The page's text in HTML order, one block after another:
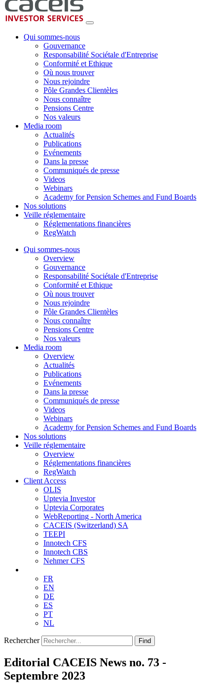
Qui sommes-nous
Gouvernance
Responsabilité Sociétale d'Entreprise
Conformité et Ethique
Où nous trouver
Nous rejoindre
Pôle Grandes Clientèles
Nous connaître
Pensions Centre
Nos valeurs
Media room
Actualités
Publications
Evénements
Dans la presse
Communiqués de presse
Videos
Webinars
Academy for Pension Schemes and Fund Boards
Nos solutions
Veille réglementaire
Réglementations financières
RegWatch
Qui sommes-nous
Overview
Gouvernance
Responsabilité Sociétale d'Entreprise
Conformité et Ethique
Où nous trouver
Nous rejoindre
Pôle Grandes Clientèles
Nous connaître
Pensions Centre
Nos valeurs
Media room
Overview
Actualités
Publications
Evénements
Dans la presse
Communiqués de presse
Videos
Webinars
Academy for Pension Schemes and Fund Boards
Nos solutions
Veille réglementaire
Overview
Réglementations financières
RegWatch
Client Access
OLIS
Uptevia Investor
Uptevia Corporates
WebReporting - North America
CACEIS (Switzerland) SA
TEEPI
Innotech CFS
Innotech CBS
Nehmer CFS
FR
EN
DE
ES
PT
NL
Rechercher Find
Editorial CACEIS News no. 73 -
Septembre 2023